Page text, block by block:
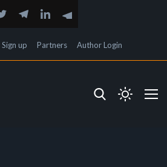
Sign up Partners Author Login